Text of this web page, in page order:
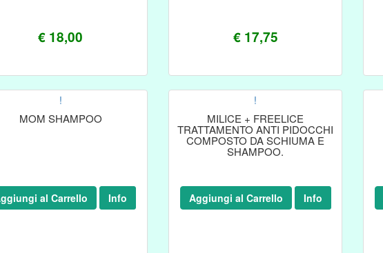
€ 18,00 € 17,75
!
MOM SHAMPOO
al Carrello Info
!
MILICE + FREELICE
TRATTAMENTO ANTI PIDOCCHI
COMPOSTO DA SCHIUMA E
SHAMPOO.
Aggiungi al Carrello Info